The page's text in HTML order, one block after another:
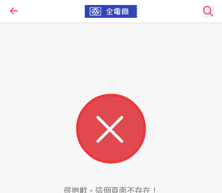
很抱歉，這個頁面不存在！